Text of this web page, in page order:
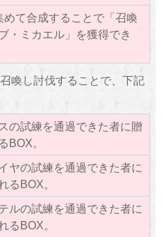
めて合成することで「召喚
・ミカエル」を獲得でき
喚し討伐することで、下記
の試練を通過できた者に贈
BOX。
ヤの試練を通過できた者に
るBOX。
ルの試練を通過できた者に
るBOX。